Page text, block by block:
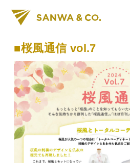
■桜風通信 vol.7